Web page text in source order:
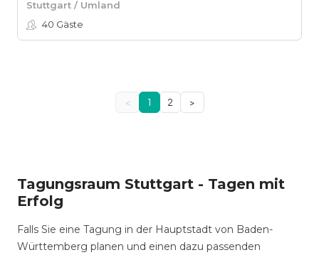
Stuttgart / Umland
40 Gäste
< 1 2 >
Tagungsraum Stuttgart - Tagen mit
Erfolg
Falls Sie eine Tagung in der Hauptstadt von Baden-
Württemberg planen und einen dazu passenden